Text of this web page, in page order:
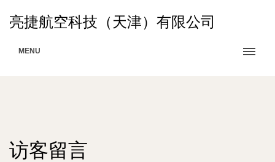
亮捷航空科技（天津）有限公司
MENU
访客留言